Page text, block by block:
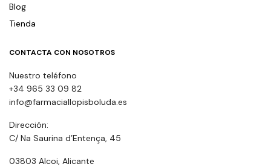
Blog
Tienda
CONTACTA CON NOSOTROS
Nuestro teléfono
+34 965 33 09 82
info@farmaciallopisboluda.es
Dirección:
C/ Na Saurina d’Entença, 45
03803 Alcoi, Alicante